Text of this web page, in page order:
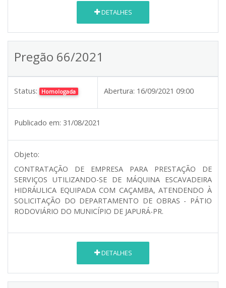
DETALHES
Pregão 66/2021
Status: Homologada Abertura: 16/09/2021 09:00
Publicado em: 31/08/2021
Objeto:
CONTRATAÇÃO DE EMPRESA PARA PRESTAÇÃO DE
SERVIÇOS UTILIZANDO-SE DE MÁQUINA ESCAVADEIRA
HIDRÁULICA EQUIPADA COM CAÇAMBA, ATENDENDO À
SOLICITAÇÃO DO DEPARTAMENTO DE OBRAS - PÁTIO
RODOVIÁRIO DO MUNICÍPIO DE JAPURÁ-PR.
DETALHES